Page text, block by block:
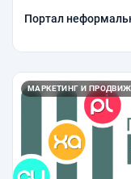
Портал
МАРКЕТИНГ И